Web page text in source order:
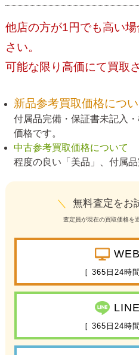
他店の方が1円でも高い
さい。
可能な限り高価にて買取
新品参考買取価格につ
付属品完備・保証書未記入
価格です。
中古参考買取価格について
程度の良い「美品」、付属
＼ 無料査定をお
査定員が現在の買取価格を
［ 365日24時
［ 365日24時